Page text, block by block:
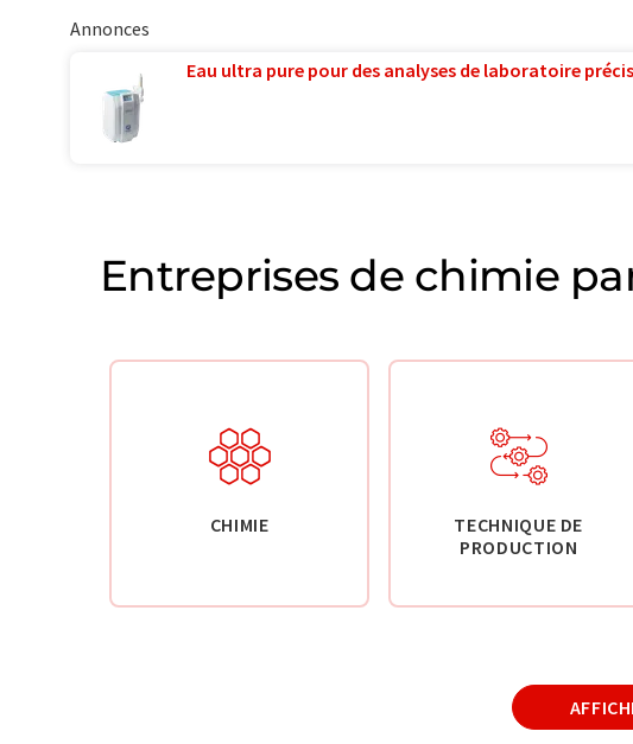
Annonces
Eau ultra pure pour des analyses de laboratoire
Entreprises de chimie
CHIMIE
TECHNIQUE DE
PRODUCTION